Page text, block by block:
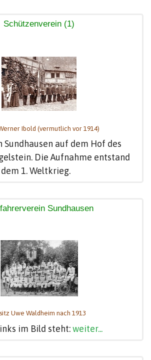
Schützenverein (1)
Ibold (vermutlich vor 1914)
Sundhausen auf dem Hof des
Die Aufnahme entstand
1. Weltkrieg.
Sundhausen
Uwe Waldheim nach 1913
im Bild steht:weiter...